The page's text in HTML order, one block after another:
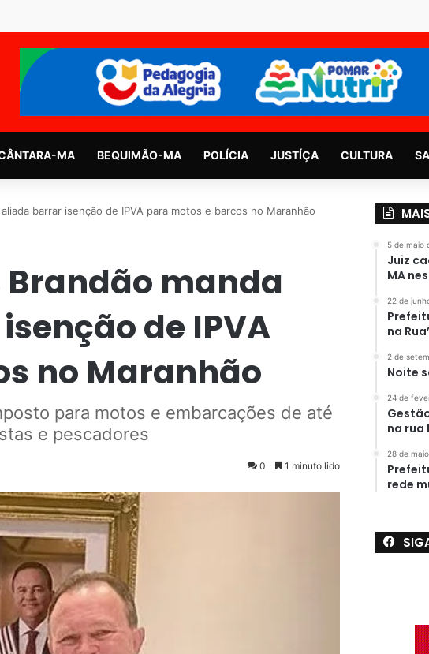
MA BEQUIMÃO-MA POLÍCIA JUSTÍÇA CULTURA
barrar isenção de IPVA para motos e barcos no Maranhão
manda
de IPVA
no Maranhão
para motos e embarcações de até
e pescadores
0 1 minuto lido
5 de maio
Juiz
MA
22 de
na
2 de
Noite
24 de
na rua
28 de
rede